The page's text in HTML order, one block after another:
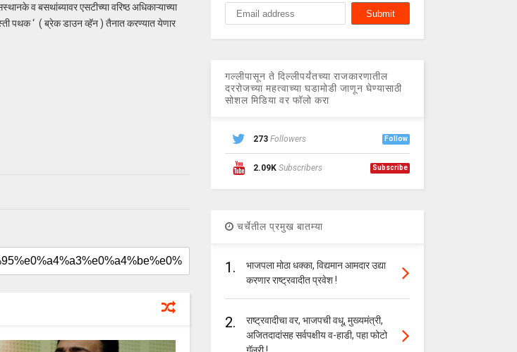
व बसथांब्यावर एसटीच्या वरिष्ठ अधिकाऱ्याच्या
पथक ‘ ( ब्रेक डाउन व्हॅन ) तैनात करण्यात येणार
गल्लीपासून ते दिल्लीपर्यंतच्या राजकारणातील
दररोजच्या महत्वाच्या घडामोडी जाणून घेण्यासाठी
सोशल मिडिया वर फॉलो करा
273 Followers Follow
2.09K Subscribers Subscribe
चर्चेतील प्रमुख बातम्या
1.
भाजपला मोठा धक्का, विद्यमान आमदार उद्या
करणार राष्ट्रवादीत प्रवेश !
2.
राष्ट्रवादीचा वर, भाजपची वधू, मुख्यमंत्री,
अजितदादांसह सर्वपक्षीय व-हाडी, पहा फोटो